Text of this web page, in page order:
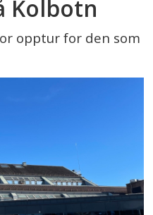
Kolbotn
opptur for den som